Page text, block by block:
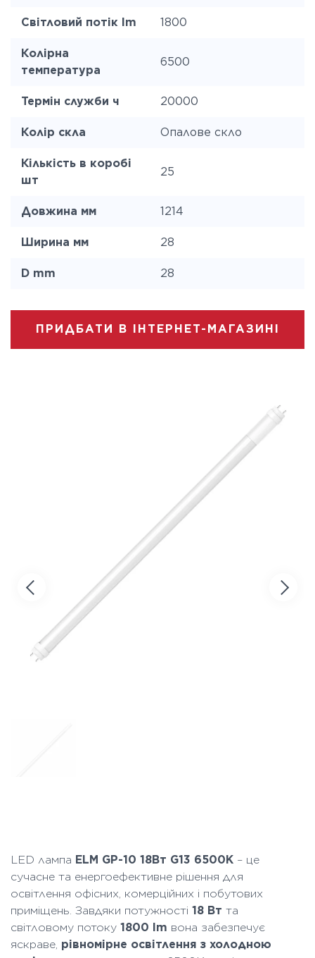
Світловий потік lm 1800
Колірна
температура
6500
Термін служби ч 20000
Колір скла Опалове скло
Кількість в коробі
шт
25
Довжина мм 1214
Ширина мм 28
D mm 28
ПРИДБАТИ В ІНТЕРНЕТ-МАГАЗИНІ
LED лампа ELM GP-10 18Вт G13 6500K – це
сучасне та енергоефективне рішення для
освітлення офісних, комерційних і побутових
приміщень. Завдяки потужності 18 Вт та
світловому потоку 1800 lm вона забезпечує
яскраве, рівномірне освітлення з холодною